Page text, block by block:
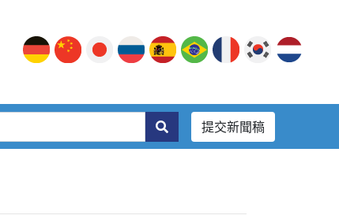
提交新聞稿